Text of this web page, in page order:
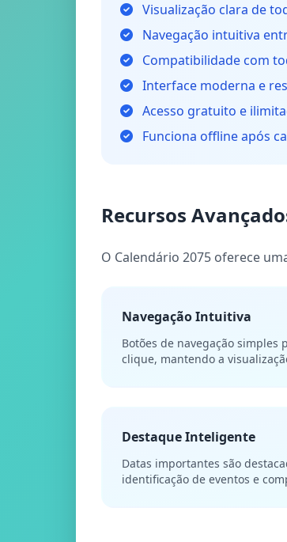
Visualização clara de
Navegação intuitiva
Compatibilidade com
Interface moderna e
Acesso gratuito e
Funciona offline após
Recursos
O Calendário 2075 oferece
Navegação Intuitiva
Botões de navegação
clique, mantendo a
Destaque Inteligente
Datas importantes são
identificação de eventos e